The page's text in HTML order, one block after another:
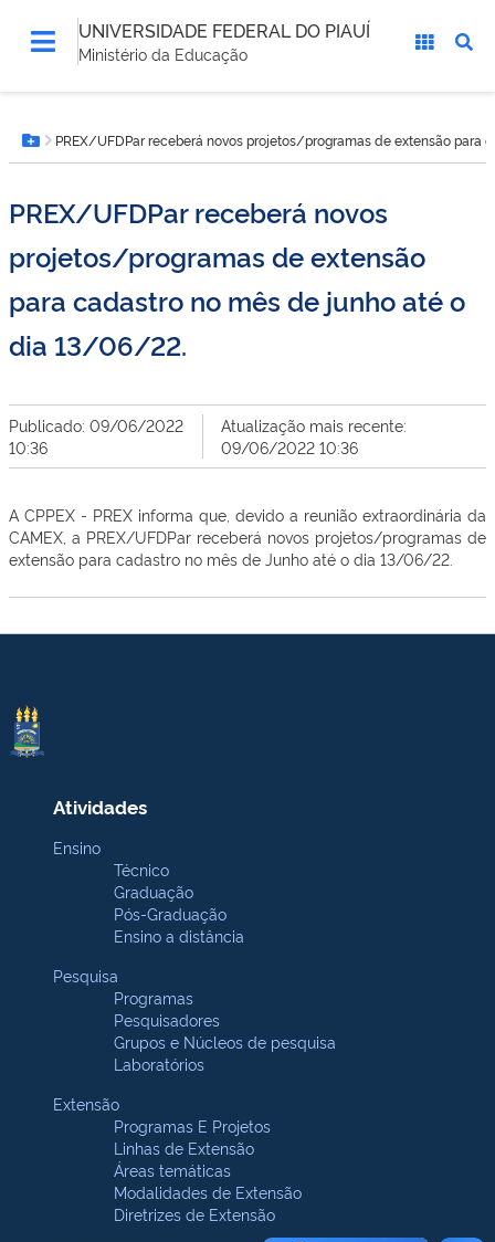
UNIVERSIDADE FEDERAL DO PIAUÍ
Ministério da Educação
está
aqui:Botão Menu
PREX/UFDPar receberá novos projetos/programas de extensão
PREX/UFDPar receberá novos
projetos/programas de extensão
para cadastro no mês de junho até o
dia 13/06/22.
Publicado: 09/06/2022
10:36
Atualização mais recente:
09/06/2022 10:36
A CPPEX - PREX informa que, devido a reunião extraordinária da
CAMEX, a PREX/UFDPar receberá novos projetos/programas de
extensão para cadastro no mês de Junho até o dia 13/06/22.
Atividades
Ensino
Técnico
Graduação
Pós-Graduação
Ensino a distância
Pesquisa
Programas
Pesquisadores
Grupos e Núcleos de pesquisa
Laboratórios
Extensão
Programas E Projetos
Linhas de Extensão
Áreas temáticas
Modalidades de Extensão
Diretrizes de Extensão